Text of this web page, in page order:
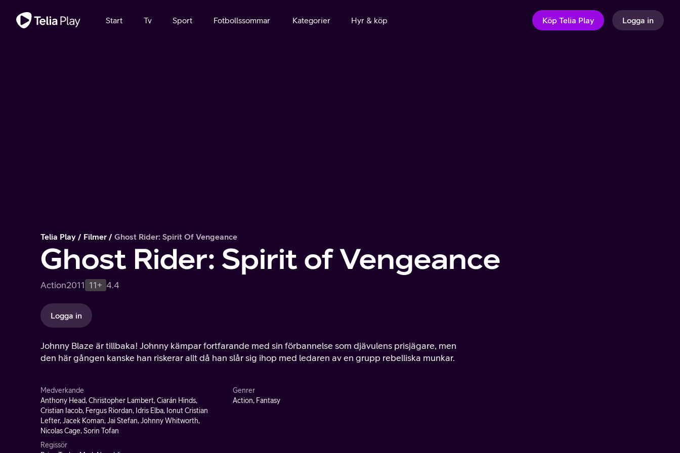
Start Tv Sport Fotbollssommar Kategorier Hyr & köp Köp Telia Play Logga in
Telia Play Filmer Ghost Rider: Spirit Of Vengeance
Ghost Rider: Spirit of Vengeance
Action2011 11+ 4.4
Logga in
Johnny Blaze är tillbaka! Johnny kämpar fortfarande med sin förbannelse som djävulens prisjägare, men
den här gången kanske han riskerar allt då han slår sig ihop med ledaren av en grupp rebelliska munkar.
Medverkande
Anthony Head, Christopher Lambert, Ciarán Hinds,
Cristian Iacob, Fergus Riordan, Idris Elba, Ionut Cristian
Lefter, Jacek Koman, Jai Stefan, Johnny Whitworth,
Nicolas Cage, Sorin Tofan
Regissör
Genrer
Action, Fantasy